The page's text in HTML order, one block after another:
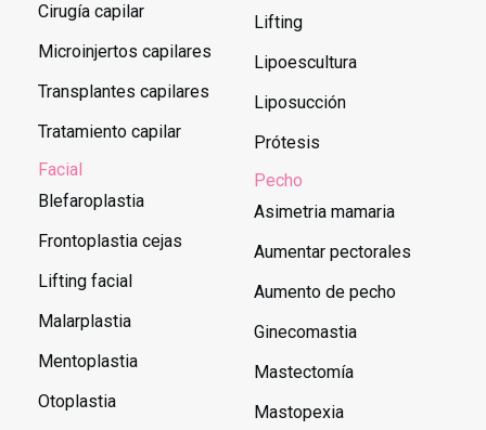
Cirugía capilar
Microinjertos capilares
Transplantes capilares
Tratamiento capilar
Facial
Blefaroplastia
Frontoplastia cejas
Lifting facial
Malarplastia
Mentoplastia
Otoplastia
Lifting
Lipoescultura
Liposucción
Prótesis
Pecho
Asimetria mamaria
Aumentar pectorales
Aumento de pecho
Ginecomastia
Mastectomía
Mastopexia